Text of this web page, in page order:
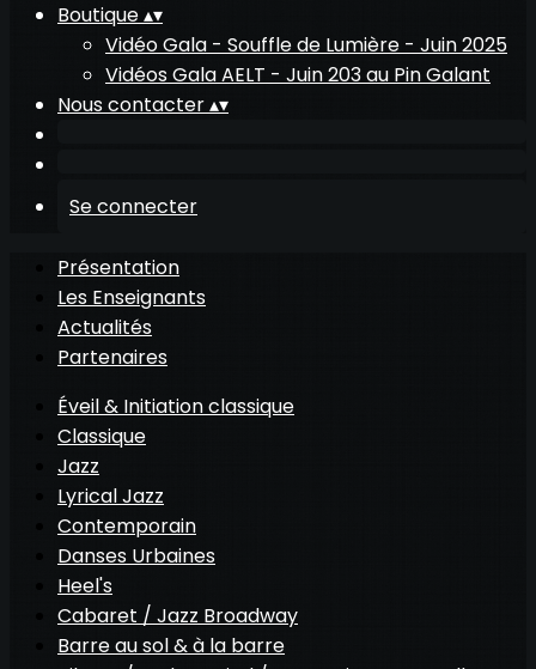
Boutique▴▾
Vidéo Gala - Souffle de Lumière - Juin 2025
Vidéos Gala AELT - Juin 203 au Pin Galant
Nous contacter▴▾
Se connecter
Présentation
Les Enseignants
Actualités
Partenaires
Éveil & Initiation classique
Classique
Jazz
Lyrical Jazz
Contemporain
Danses Urbaines
Heel's
Cabaret / Jazz Broadway
Barre au sol & à la barre